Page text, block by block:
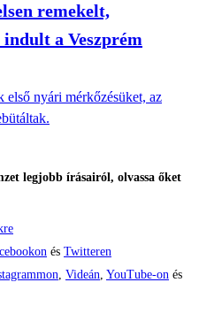
remekelt,
a Veszprém
nyári mérkőzésüket, az
legjobb írásairól, olvassa őket
és Twitteren
, Videán, YouTube-on és